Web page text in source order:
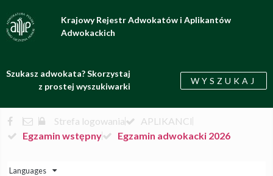
Krajowy Rejestr Adwokatów i Aplikantów
Adwokackich
Szukasz adwokata? Skorzystaj
z prostej wyszukiwarki
WYSZUKAJ
Strefa logowania
APLIKANCI
Egzamin wstępny
Egzamin adwokacki 2026
Languages